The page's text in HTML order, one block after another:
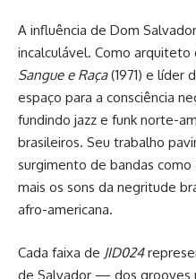
A influência de Dom
incalculável. Como
Sangue e Raça(1971) e líder
espaço para a consciência
fundindo jazz e funk norte-
brasileiros. Seu trabalho
surgimento de bandas como
mais os sons da negritude
afro-americana.
Cada faixa de JID024
de Salvador — dos grooves